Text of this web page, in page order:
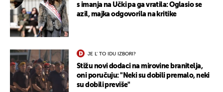
s imanja na Učki pa ga vratila: Oglasio se
azil, majka odgovorila na kritike
JE L' TO IDU IZBORI?
Stižu novi dodaci na mirovine branitelja,
oni poručuju: "Neki su dobili premalo, neki
su dobili previše"